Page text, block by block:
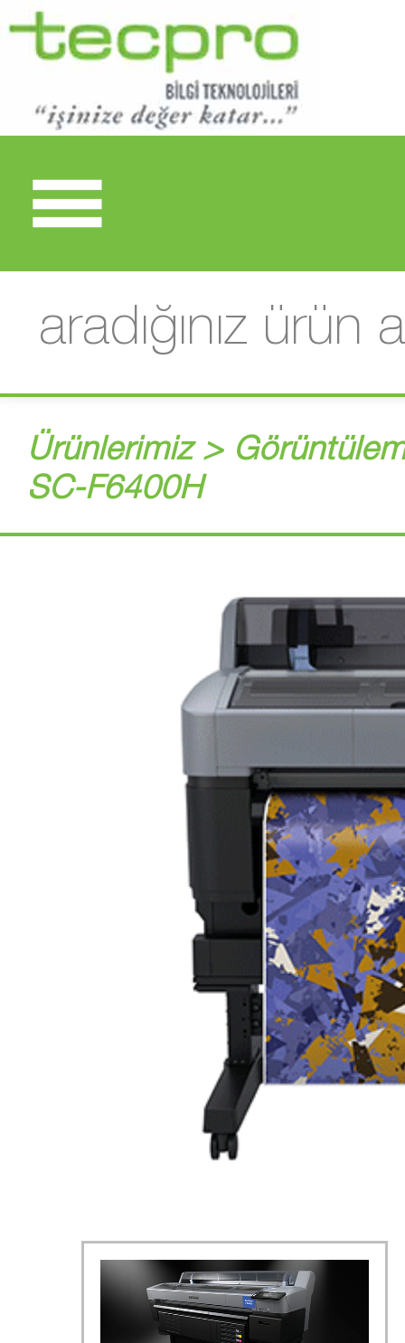
Ürünlerimiz >
SC-F6400H